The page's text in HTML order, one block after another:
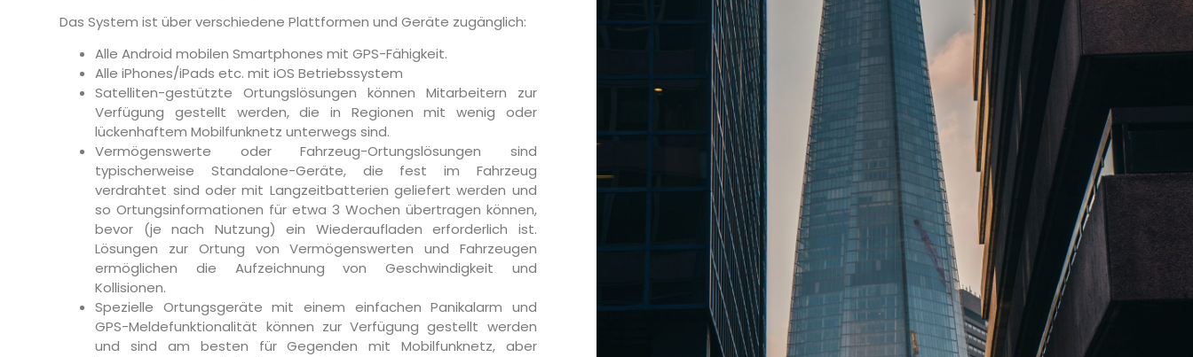
Das System ist über verschiedene Plattformen und Geräte zugänglich:
Alle Android mobilen Smartphones mit GPS-Fähigkeit.
Alle iPhones/iPads etc. mit iOS Betriebssystem
Satelliten-gestützte Ortungslösungen können Mitarbeitern zur
Verfügung gestellt werden, die in Regionen mit wenig oder
lückenhaftem Mobilfunknetz unterwegs sind.
Vermögenswerte oder Fahrzeug-Ortungslösungen sind
typischerweise Standalone-Geräte, die fest im Fahrzeug
verdrahtet sind oder mit Langzeitbatterien geliefert werden und
so Ortungsinformationen für etwa 3 Wochen übertragen können,
bevor (je nach Nutzung) ein Wiederaufladen erforderlich ist.
Lösungen zur Ortung von Vermögenswerten und Fahrzeugen
ermöglichen die Aufzeichnung von Geschwindigkeit und
Kollisionen.
Spezielle Ortungsgeräte mit einem einfachen Panikalarm und
GPS-Meldefunktionalität können zur Verfügung gestellt werden
und sind am besten für Gegenden mit Mobilfunknetz, aber